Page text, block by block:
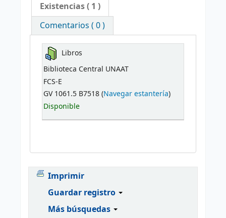
Existencias( 1 )
Comentarios ( 0 )
Libros
Biblioteca Central UNAAT
FCS-E
GV 1061.5 B7518 (Navegar estantería)
Disponible
Imprimir
Guardar registro
Más búsquedas